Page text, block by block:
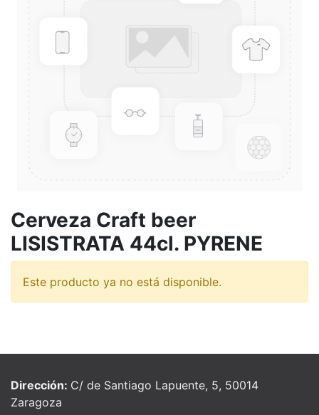
Cerveza Craft beer
LISISTRATA 44cl. PYRENE
Este producto ya no está disponible.
Dirección: C/ de Santiago Lapuente, 5, 50014
Zaragoza